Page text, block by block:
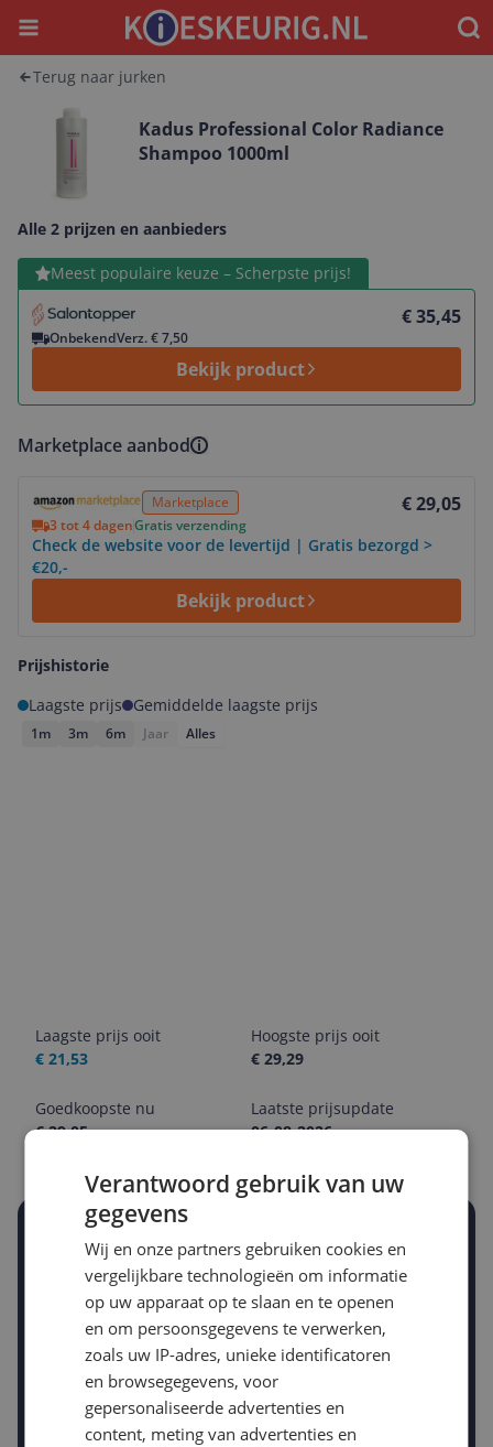
Menu
Terug naar jurken
Kadus Professional Color Radiance
Shampoo 1000ml
Alle 2 prijzen en aanbieders
Meest populaire keuze – Scherpste prijs!
€ 35,45
OnbekendVerz. € 7,50
Bekijk product
Bekijk product
Marketplace aanbod
Marketplace € 29,05
3 tot 4 dagenGratis verzending
Check de website voor de levertijd | Gratis bezorgd >
€20,-
Bekijk product
Prijshistorie
Laagste prijs
Gemiddelde laagste prijs
1m 3m 6m Jaar Alles
Laagste prijs ooit
€ 21,53
Hoogste prijs ooit
€ 29,29
Goedkoopste nu
€ 29,05
Laatste prijsupdate
06-08-2026
Stel een alert in en mis geen prijsdaling
Krijg een seintje zodra de prijs zakt
Jouw e-mailadres
Gewenste daling of bedrag
-5% -10% -15%
€
Verantwoord gebruik van uw
gegevens
Wij en onze partners gebruiken cookies en
vergelijkbare technologieën om informatie
op uw apparaat op te slaan en te openen
en om persoonsgegevens te verwerken,
zoals uw IP-adres, unieke identificatoren
en browsegegevens, voor
gepersonaliseerde advertenties en
content, meting van advertenties en